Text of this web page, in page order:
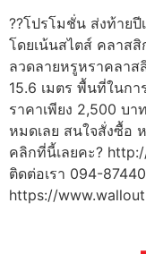
??โปรโมชั่น ส่งท้ายปี
โดยเน้นสไตส์ คลาส
ลวดลายหรูหราคลาส
15.6 เมตร พื้นที่ในก
ราคาเพียง 2,500 บ
หมดเลย สนใจสั่งซื้อ
คลิกที่นี้เลยคะ?
ติดต่อเรา 094-
https://